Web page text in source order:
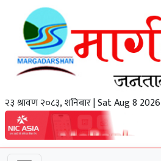
२३ श्रावण २०८३, शनिबार | Sat Aug 8 2026